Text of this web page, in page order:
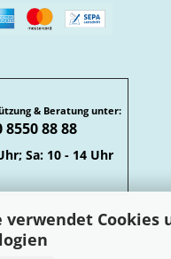
verwendet Cookies
& Beratung unter:
8550 88 88
Sa: 10 - 14 Uhr